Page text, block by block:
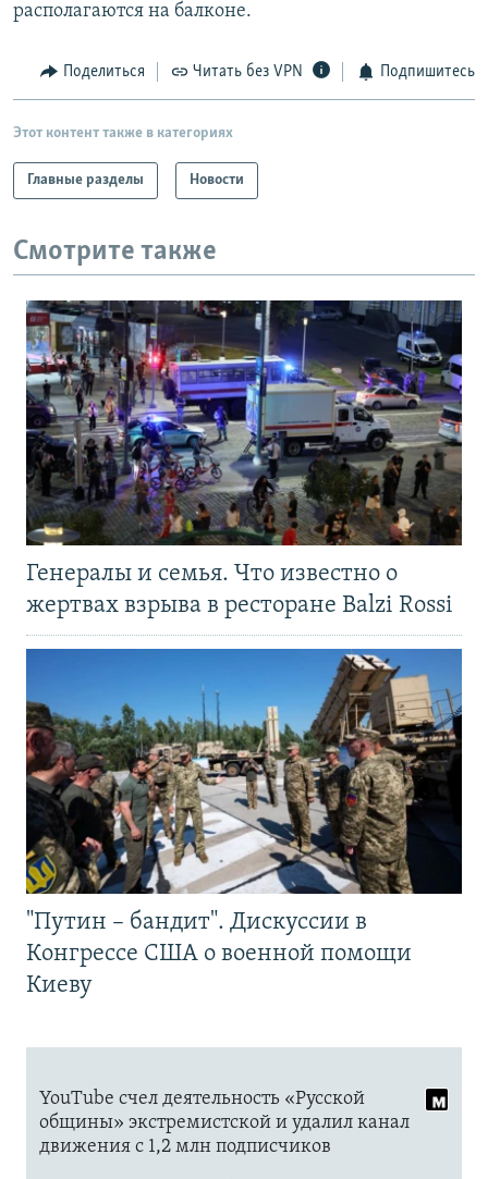
располагаются на балконе.
Поделиться Читать без VPN Подпишитесь
Этот контент также в категориях
Главные разделы Новости
Смотрите также
Генералы и семья. Что известно о
жертвах взрыва в ресторане Balzi Rossi
"Путин – бандит". Дискуссии в
Конгрессе США о военной помощи
Киеву